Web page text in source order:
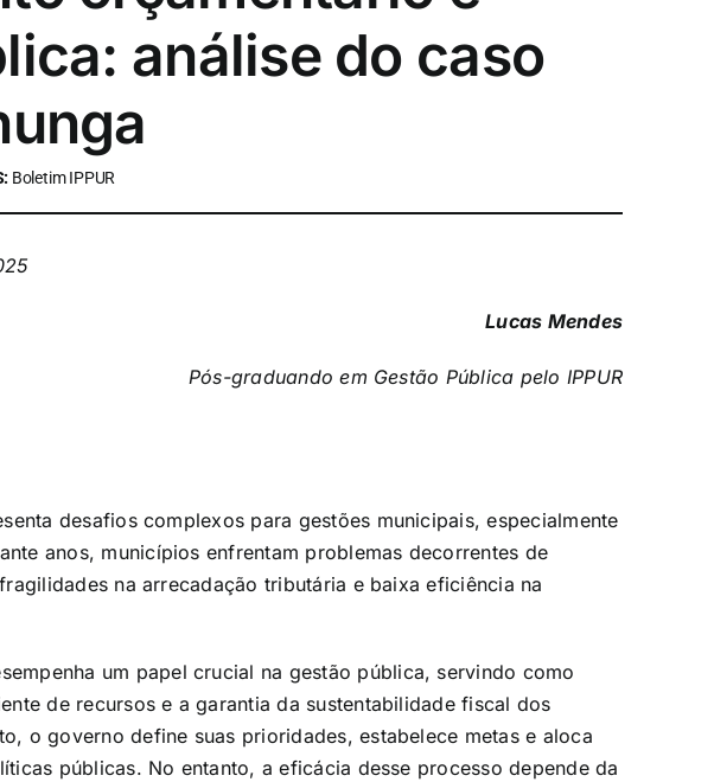
análise do caso
Boletim IPPUR
Lucas Mendes
Pós-graduando em Gestão Pública pelo IPPUR
desafios complexos para gestões municipais, especialmente
anos, municípios enfrentam problemas decorrentes de
na arrecadação tributária e baixa eficiência na
um papel crucial na gestão pública, servindo como
de recursos e a garantia da sustentabilidade fiscal dos
o governo define suas prioridades, estabelece metas e aloca
públicas. No entanto, a eficácia desse processo depende da